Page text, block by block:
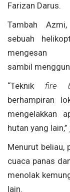
Farizan Darus.
Tambah
sebuah
sambil
“Teknik fire
berhampiran
mengelakkan
hutan yang
Menurut beliau,
cuaca panas
menolak
lain.